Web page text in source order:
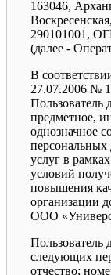
163046,
290101001,
(далее -
В
27.07.2006 №
Пользователь
предметное,
однозначное
персональных
услуг в
условий
повышения
организации
ООО
Пользователь
следующих
отчество;